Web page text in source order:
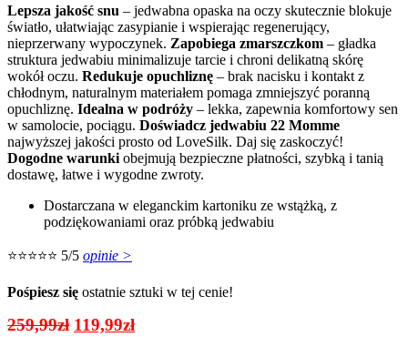
Lepsza jakość snu – jedwabna opaska na oczy skutecznie blokuje
światło, ułatwiając zasypianie i wspierając regenerujący,
nieprzerwany wypoczynek. Zapobiega zmarszczkom – gładka
struktura jedwabiu minimalizuje tarcie i chroni delikatną skórę
wokół oczu. Redukuje opuchliznę – brak nacisku i kontakt z
chłodnym, naturalnym materiałem pomaga zmniejszyć poranną
opuchliznę. Idealna w podróży – lekka, zapewnia komfortowy sen
w samolocie, pociągu. Doświadcz jedwabiu 22 Momme
najwyższej jakości prosto od LoveSilk. Daj się zaskoczyć!
Dogodne warunki obejmują bezpieczne płatności, szybką i tanią
dostawę, łatwe i wygodne zwroty.
Dostarczana w eleganckim kartoniku ze wstążką, z
podziękowaniami oraz próbką jedwabiu
⭐⭐⭐⭐⭐ 5/5 opinie >
Pośpiesz się ostatnie sztuki w tej cenie!
259,99zł Pierwotna
119,99złAktualna